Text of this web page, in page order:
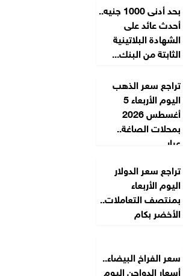
بحد أدنى 1000 جنيه..
أحدث عائد على
الشهادة البلاتينية
الثابتة من البنك...
تراجع سعر الذهب
اليوم الأربعاء 5
أغسطس 2026
بمحلات الصاغة..
عيار...
تراجع سعر الدولار
اليوم الأربعاء
بمنتصف التعاملات..
الأخضر بكام
سعر الفراخ البيضاء..
أسعار الدواجن اليوم